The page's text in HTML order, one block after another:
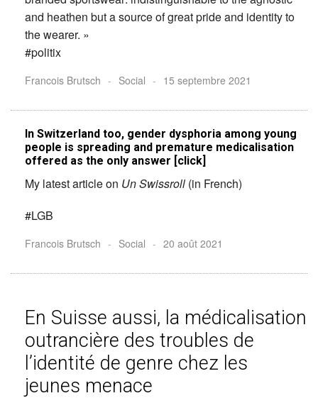
and heathen but a source of great pride and identity to
the wearer. »
#politix
Francois Brutsch - Social - 15 septembre 2021
In Switzerland too, gender dysphoria among young
people is spreading and premature medicalisation
offered as the only answer [click]
My latest article on Un Swissroll (in French)
#LGB
Francois Brutsch - Social - 20 août 2021
En Suisse aussi, la médicalisation
outrancière des troubles de
l’identité de genre chez les
jeunes menace